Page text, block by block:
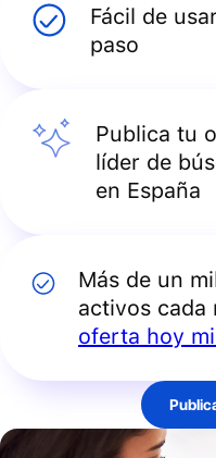
Fácil de
paso
Publica tu
líder de
en España
Más de un
activos cada
oferta hoy